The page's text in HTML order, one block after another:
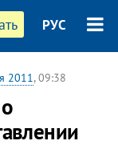
РУС
2011, 09:38